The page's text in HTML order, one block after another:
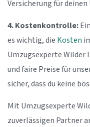
Versicherung für
4. Kostenkontrolle:
es wichtig, die Kosten
Umzugsexperte
und faire Preise für
sicher, dass du keine
Mit Umzugsexperte
zuverlässigen Partner